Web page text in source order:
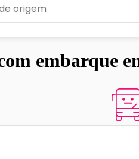
embarque